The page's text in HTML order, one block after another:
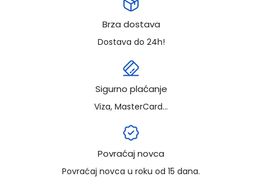
Brza dostava
Dostava do 24h!
Sigurno plaćanje
Viza, MasterCard...
Povraćaj novca
Povraćaj novca u roku od 15 dana.